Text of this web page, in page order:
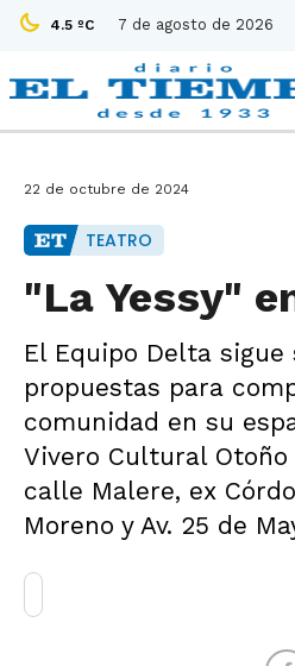
4.5 ºC 7 de agosto de 2026
22 de octubre de 2024
TEATRO
"La Yessy"
El Equipo Delta sigue
propuestas para
comunidad en su
Vivero Cultural
calle Malere, ex
Moreno y Av. 25 de